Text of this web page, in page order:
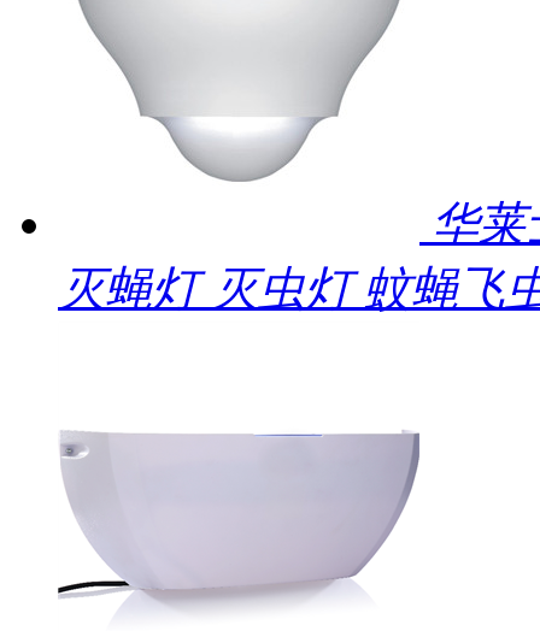
华
灭蝇灯 灭虫灯 蚊蝇飞